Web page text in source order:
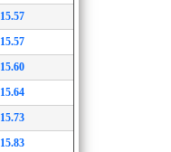
15.57
15.57
15.60
15.64
15.73
15.83